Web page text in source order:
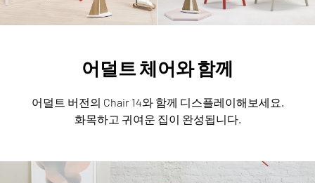
어덜트 체어와 함께
어덜트 버전의 Chair 14와 함께 디스플레이해보세요.
화목하고 귀여운 집이 완성됩니다.